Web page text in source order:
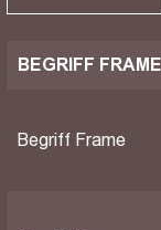
BEGRIFF
Begriff Frame